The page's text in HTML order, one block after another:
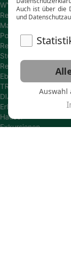
WYLDAWAY
Reisen
Marco
Polo
Reisen
Studiosus
Reisen
Eberhardt
TRAVEL
DIAMIR
Erlebnisreisen
Hauser
Exkursionen